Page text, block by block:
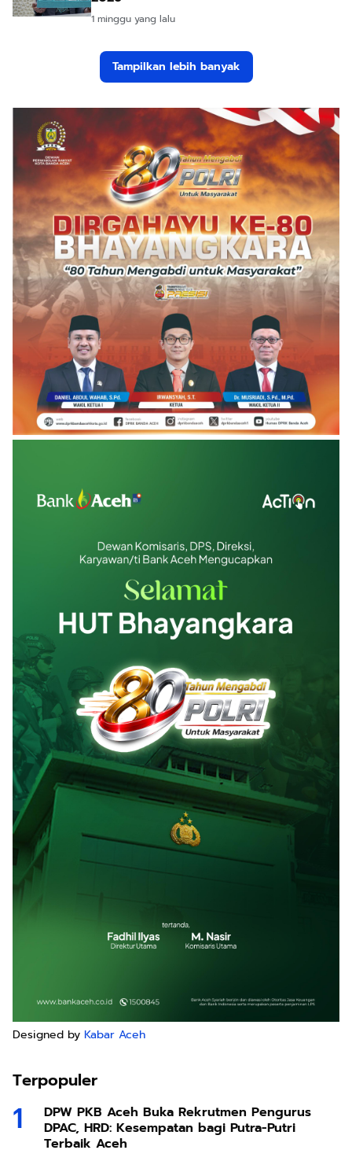
1 minggu yang lalu
Tampilkan lebih banyak
Designed by Kabar Aceh
Terpopuler
DPW PKB Aceh Buka Rekrutmen Pengurus
DPAC, HRD: Kesempatan bagi Putra-Putri
Terbaik Aceh